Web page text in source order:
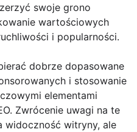
swoje grono
wartościowych
i popularności.
dobrze dopasowane
i stosowanie
elementami
Zwrócenie uwagi na te
widoczność witryny, ale